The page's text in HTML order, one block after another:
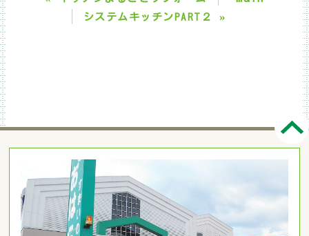
システムキッチンPART２ »